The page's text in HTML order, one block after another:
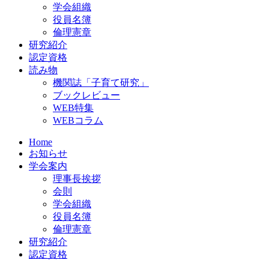
学会組織
役員名簿
倫理憲章
研究紹介
認定資格
読み物
機関誌「子育て研究」
ブックレビュー
WEB特集
WEBコラム
Home
お知らせ
学会案内
理事長挨拶
会則
学会組織
役員名簿
倫理憲章
研究紹介
認定資格